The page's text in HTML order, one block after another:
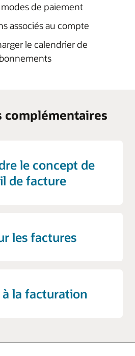
de paiement
associés au compte
le calendrier de
complémentaires
le concept de
de facture
les factures
la facturation